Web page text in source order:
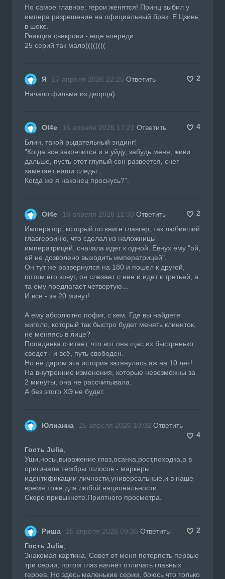
Но самое главное: герои женятся! Принц выбил у
импера разрешение на официальный брак. Е Цзинь
в шоке.
Реакция свекрови - еще впереди...
25 серий так мало((((((((
Я 17 апреля 2026 22:25 Ответить
2
Начало фильма из дворца)
Ol4e 16 апреля 2026 17:21 Ответить
4
Блин, такой рыдательный эндинг!
"Когда все закончится и я уйду, забудь меня, живи
дальше, пусть этот глупый сон развеется, снег
заметает наши следы...
Когда же я наконец проснусь?".
Ol4e 16 апреля 2026 11:33 Ответить
2
Император, который по книге главгер, так любивший
главгероиню, что сделал из наложницы
императрицей, сначала идет к одной. Евнух ему "ой,
ей не дозволено выходить императрицей".
Он тут же развернулся на 180 и пошел к другой,
потом его зовут, он слезает с нее и идет к третьей, а
та ему предлагает четвертую...
И все - за 20 минут!
А ему абсолютно пофиг, с кем. Где вы найдете
жиголо, который так быстро будет менять клиенток,
не меняясь в лице?
Попаданка считает, что вот она щас их быстренько
сведет - и всё, путь свободен.
Но не даром эта история затянулась аж на 10 лет!
На внутренние изменения, которые невозможны за
2 минуты, она не рассчитывала.
А без этого ХЭ не будет.
Юлианна 15 апреля 2026 10:02 Ответить
4
Гость Julia
Уши,носы,выражение глаз,осанка,рост,походка,а в
оригинале тембры голосов - маркеры
идентификации личности,универсальные,и в наше
время тоже,для любой национальности.
Скоро привыкнете.Приятного просмотра.
Риша 15 апреля 2026 09:35 Ответить
2
Гость Julia
Знакомая картина. Совет от меня потерпеть первые
три серии, потом глаз начнёт отличать главных
героев. Но здесь маленькие серии, боюсь что только